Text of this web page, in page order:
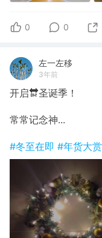
0 0
左一左移
3年前
开启🔛圣诞季！
常常记念神...
#冬至在即 #年货大赏